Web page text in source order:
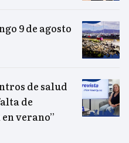
9 de agosto
de salud
de
verano”